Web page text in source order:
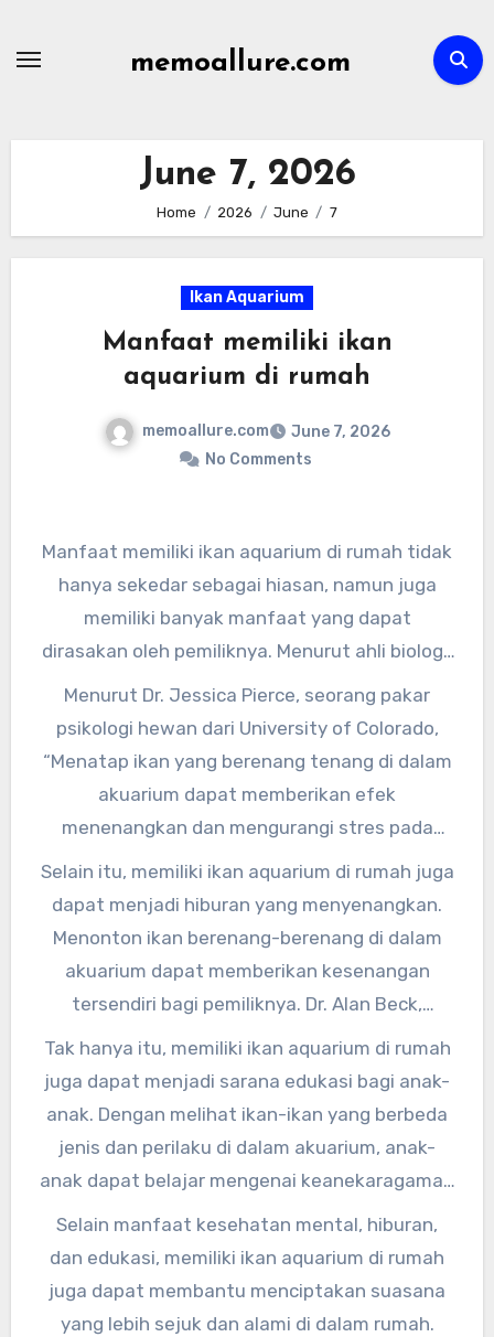
memoallure.com
June 7, 2026
Home 2026 June 7
Ikan Aquarium
Manfaat memiliki ikan
aquarium di rumah
memoallure.com
June 7, 2026
No Comments
Manfaat memiliki ikan aquarium di rumah tidak
hanya sekedar sebagai hiasan, namun juga
memiliki banyak manfaat yang dapat
dirasakan oleh pemiliknya. Menurut ahli biologi,
memiliki ikan aquarium di rumah dapat
memberikan efek positif bagi kesehatan
mental seseorang.
Menurut Dr. Jessica Pierce, seorang pakar
psikologi hewan dari University of Colorado,
“Menatap ikan yang berenang tenang di dalam
akuarium dapat memberikan efek
menenangkan dan mengurangi stres pada
pemiliknya.” Hal ini juga didukung oleh
penelitian yang dilakukan oleh National Marine
Aquarium, yang menyatakan bahwa melihat
ikan di dalam akuarium dapat menurunkan
tingkat stres dan kecemasan seseorang.
Selain itu, memiliki ikan aquarium di rumah juga
dapat menjadi hiburan yang menyenangkan.
Menonton ikan berenang-berenang di dalam
akuarium dapat memberikan kesenangan
tersendiri bagi pemiliknya. Dr. Alan Beck,
seorang profesor etologi dari Purdue
University, menyatakan bahwa “Interaksi
dengan hewan peliharaan, termasuk ikan di
dalam akuarium, dapat meningkatkan
perasaan bahagia dan kepuasan hidup
Tak hanya itu, memiliki ikan aquarium di rumah
juga dapat menjadi sarana edukasi bagi anak-
anak. Dengan melihat ikan-ikan yang berbeda
jenis dan perilaku di dalam akuarium, anak-
anak dapat belajar mengenai keanekaragaman
hayati dan siklus kehidupan ikan. Hal ini dapat
membantu meningkatkan minat dan
pengetahuan anak-anak tentang dunia alam.
Selain manfaat kesehatan mental, hiburan,
dan edukasi, memiliki ikan aquarium di rumah
juga dapat membantu menciptakan suasana
yang lebih sejuk dan alami di dalam rumah.